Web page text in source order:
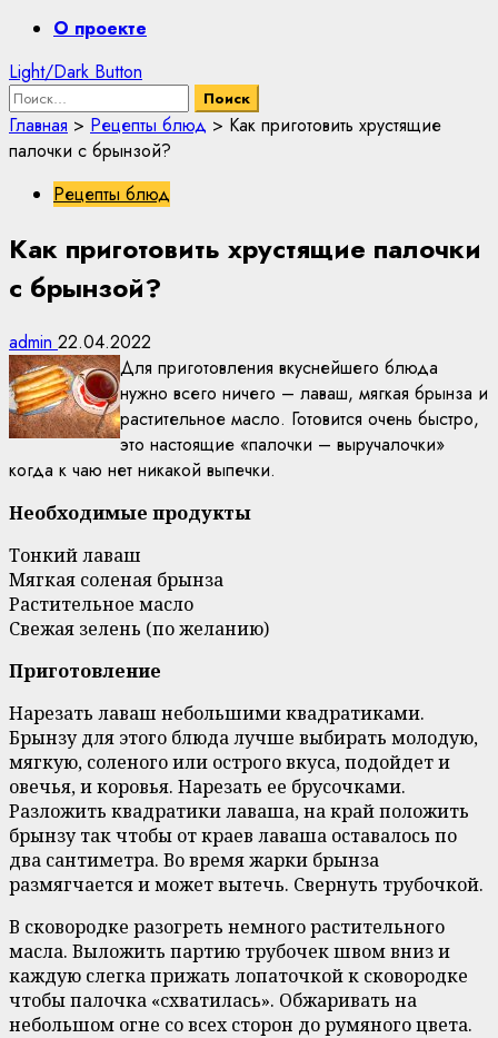
PrimaryО проекте
Light/Dark Button
Найти:
Главная > Рецепты блюд > Как приготовить хрустящие
палочки с брынзой?
Рецепты блюд
Как приготовить хрустящие палочки
с брынзой?
admin 22.04.2022
Для приготовления вкуснейшего блюда
нужно всего ничего – лаваш, мягкая брынза и
растительное масло. Готовится очень быстро,
это настоящие «палочки – выручалочки»
когда к чаю нет никакой выпечки.
Необходимые продукты
Тонкий лаваш
Мягкая соленая брынза
Растительное масло
Свежая зелень (по желанию)
Приготовление
Нарезать лаваш небольшими квадратиками.
Брынзу для этого блюда лучше выбирать молодую,
мягкую, соленого или острого вкуса, подойдет и
овечья, и коровья. Нарезать ее брусочками.
Разложить квадратики лаваша, на край положить
брынзу так чтобы от краев лаваша оставалось по
два сантиметра. Во время жарки брынза
размягчается и может вытечь. Свернуть трубочкой.
В сковородке разогреть немного растительного
масла. Выложить партию трубочек швом вниз и
каждую слегка прижать лопаточкой к сковородке
чтобы палочка «схватилась». Обжаривать на
небольшом огне со всех сторон до румяного цвета.